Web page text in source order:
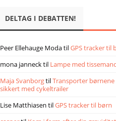
DELTAG I DEBATTEN!
Peer Ellehauge ModatilGPS tracker til
mona jannecktil Lampe med
Maja SvanborgtilTransporter
sikkert med cykeltrailer
Lise Matthiasen tilGPS tracker til børn